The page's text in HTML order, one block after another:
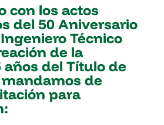
con los actos
del 50 Aniversario
Técnico
de la
años del Título de
de
para